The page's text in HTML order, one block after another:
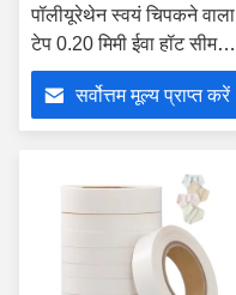
पॉलीयूरेथेन स्वयं चिपकने वाला
टेप 0.20 मिमी ईवा हॉट सीम
सीलिंग टेप
सर्वोत्तम मूल्य प्राप्त करें